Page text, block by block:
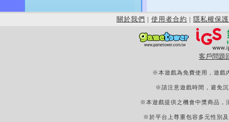
關於我們 | 使用者合約 | 隱私權保護
客戶問題
※本遊戲為免費使用，遊戲
※請注意遊戲時間，避免
※本遊戲提供之機會中獎商品，
※於平台上尊重包容多元性別